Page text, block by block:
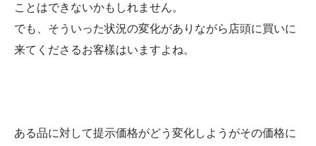
ことはできないかもしれません。
でも、そういった状況の変化がありながら店頭に買いに
来てくださるお客樣はいますよね。
ある品に対して提示価格がどう変化しようがその価格に